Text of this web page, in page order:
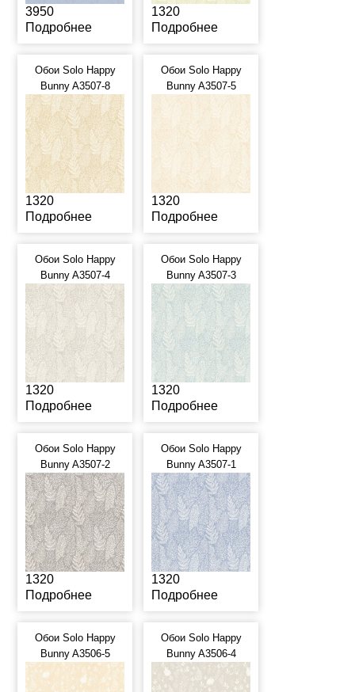
3950
Подробнее
1320
Подробнее
Обои Solo Happy
Bunny A3507-8
1320
Подробнее
Обои Solo Happy
Bunny A3507-5
1320
Подробнее
Обои Solo Happy
Bunny A3507-4
1320
Подробнее
Обои Solo Happy
Bunny A3507-3
1320
Подробнее
Обои Solo Happy
Bunny A3507-2
1320
Подробнее
Обои Solo Happy
Bunny A3507-1
1320
Подробнее
Обои Solo Happy
Bunny A3506-5
Обои Solo Happy
Bunny A3506-4